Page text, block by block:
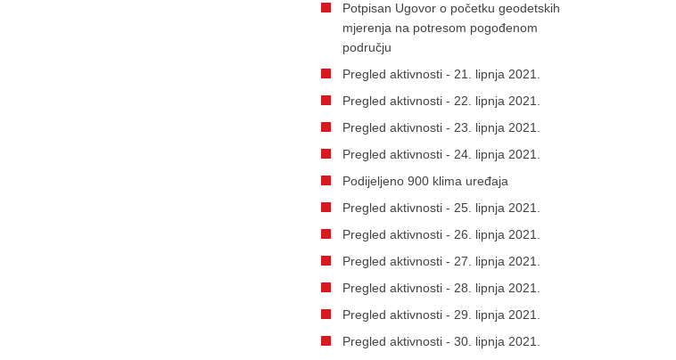
Potpisan Ugovor o početku geodetskih
mjerenja na potresom pogođenom
području
Pregled aktivnosti - 21. lipnja 2021.
Pregled aktivnosti - 22. lipnja 2021.
Pregled aktivnosti - 23. lipnja 2021.
Pregled aktivnosti - 24. lipnja 2021.
Podijeljeno 900 klima uređaja
Pregled aktivnosti - 25. lipnja 2021.
Pregled aktivnosti - 26. lipnja 2021.
Pregled aktivnosti - 27. lipnja 2021.
Pregled aktivnosti - 28. lipnja 2021.
Pregled aktivnosti - 29. lipnja 2021.
Pregled aktivnosti - 30. lipnja 2021.